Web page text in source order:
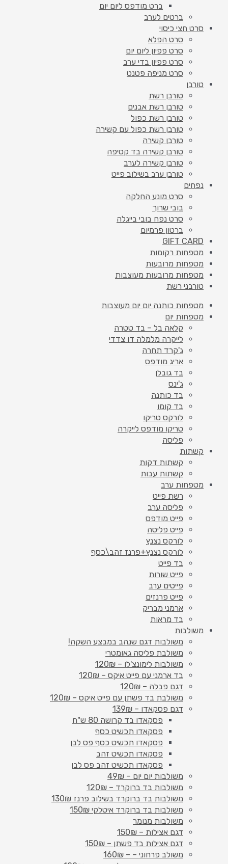
ברט מודפס ליום יום
ברטים לערב
סרט חצי כיסוי
סרט הפלא
סרט פפיון ליום יום
סרט פפיון בדי ערב
סרט מניפה פטנט
טורבן
טורבן רשת
טורבן רשת אבנים
טורבן רשת כפול
טורבן רשת כפול עם קשירה
טורבן קשירה
טורבן קשירה בד קטיפה
טורבן קשירה לערב
טורבן ערב בשילוב פייט
נפחים
סרט מונע החלקה
בובי שרוך
סרט נפח בובי בייגלה
ברטון פרמיום
GIFT CARD
מטפחות רקומות
מטפחות מרובעות
מטפחות מרובעות מעוצבות
טורבני רשת
מטפחות כותנה יום יום מעוצבות
מטפחות יום
קלאה בל – בד טטרה
לייקרה מלמלה דו צדדי
ג'קרד תחרה
אריג מודפס
בד גובלן
ג'ינס
בד כותנה
בד קומו
לורקס טריקו
טריקו מודפס לייקרה
פליסה
קשתות
קשתות דקות
קשתות עבות
מטפחות ערב
רשת פייט
פליסה ערב
פייט מודפס
פייט פליסה
לורקס נצנץ
לורקס נצנץ+פרנז זהב\כסף
בד פייט
פייט שורות
פייטים ערב
פייט פרנזים
ארמני מבריק
בד מראות
משולבות
משולבות דגם שנהב במבצע השקה!
משולבת פליסה גאומטרי
משולבות לימונצ'לו – 120₪
בד ארמני עם פייט איקס – 120₪
דגם פבלה – 120₪
משולבת בד פשתן עם פייט איקס – 120₪
דגם פסקאדו – 139₪
פסקאדו בד קרושה 80 ש"ח
פסקאדו תכשיט כסף
פסקאדו תכשיט כסף פס לבן
פסקאדו תכשיט זהב
פסקאדו תכשיט זהב פס לבן
משולבות יום יום – 49₪
משולבות בד ברוקרד – 120₪
משולבות בד ברוקרד בשילוב פרנז 130₪
משולבות בד ברוקרד איטלקי 150₪
משולבות מנומר
דגם אצילות – 150₪
דגם אצילות בד פשתן – 150₪
משולב פרחוני – – 160₪